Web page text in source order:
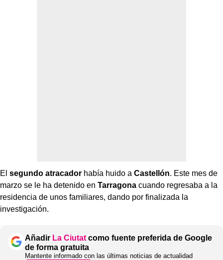
El segundo atracador había huido a Castellón. Este mes de
marzo se le ha detenido en Tarragona cuando regresaba a la
residencia de unos familiares, dando por finalizada la
investigación.
Añadir La Ciutat como fuente preferida de Google
de forma gratuita
Mantente informado con las últimas noticias de actualidad